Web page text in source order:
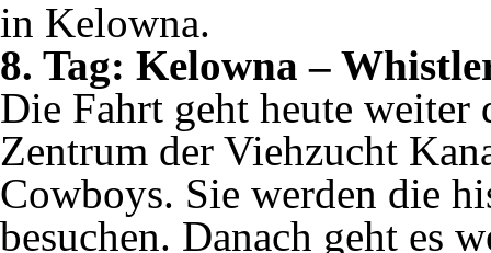
in Kelowna.
8. Tag: Kelowna –
Die Fahrt geht heute weiter
Zentrum der Viehzucht
Cowboys. Sie werden die
besuchen. Danach geht es